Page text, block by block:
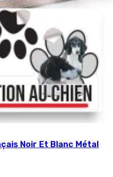
Noir Et Blanc Métal